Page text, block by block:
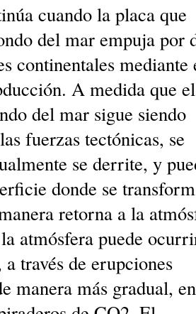
cuando la placa que
del mar empuja por
continentales mediante
A medida que el
del mar sigue siendo
fuerzas tectónicas, se
se derrite, y
donde se
retorna a la
atmósfera puede
través de erupciones
manera más gradual,